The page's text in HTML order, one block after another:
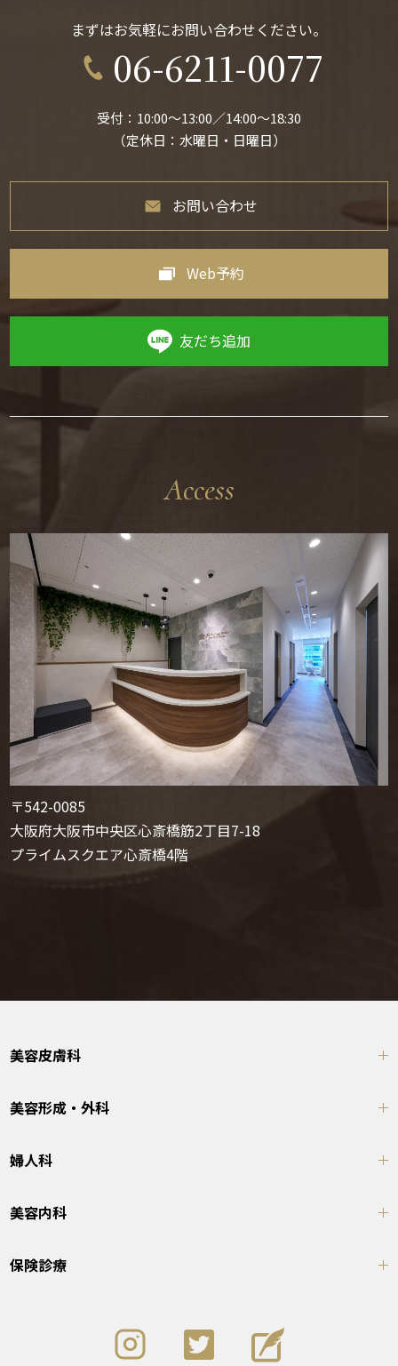
まずはお気軽にお問い合わせください。
06-6211-0077
受付：10:00〜13:00／14:00〜18:30
（定休日：水曜日・日曜日）
お問い合わせ
Web予約
友だち追加
Access
〒542-0085
大阪府大阪市中央区心斎橋筋2丁目7-18
プライムスクエア心斎橋4階
美容皮膚科
美容形成・外科
婦人科
美容内科
保険診療